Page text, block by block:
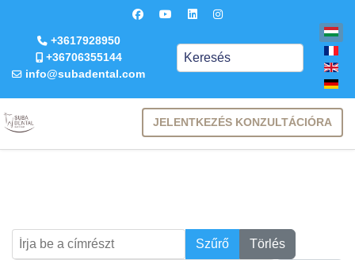
Keresés
+3617928950
+36706355144
info@subadental.com
JELENTKEZÉS KONZULTÁCIÓRA
Írja be a címrészt
Keresés Szűrő
Törlés